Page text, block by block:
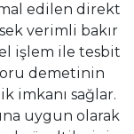
edilen direkt
verimli bakır
işlem ile tesbit
demetinin
imkanı sağlar.
uygun olarak